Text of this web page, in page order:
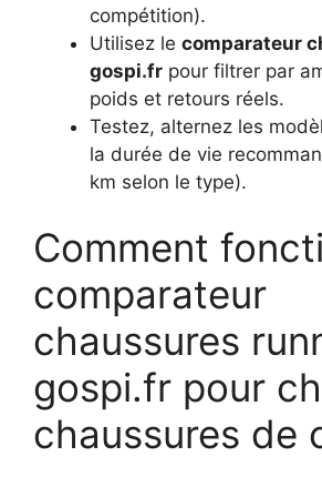
compétition).
Utilisez le comparateur
gospi.fr pour filtrer par
poids et retours réels.
Testez, alternez les
la durée de vie
km selon le type).
Comment
comparateur
chaussures
gospi.fr pour
chaussures de